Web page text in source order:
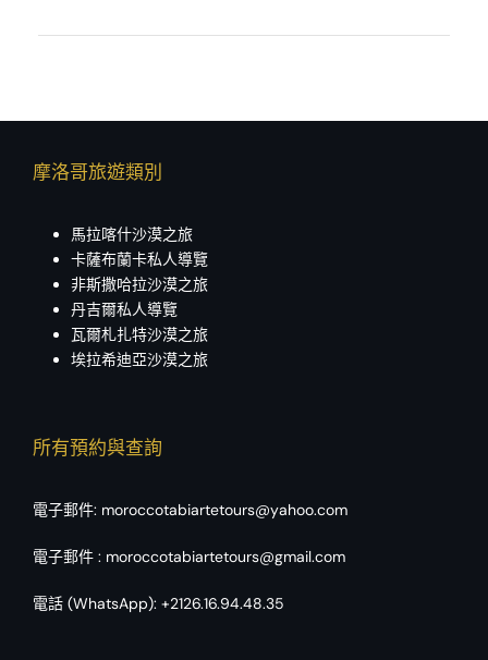
摩洛哥旅遊類別
馬拉喀什沙漠之旅
卡薩布蘭卡私人導覽
非斯撒哈拉沙漠之旅
丹吉爾私人導覽
瓦爾札扎特沙漠之旅
埃拉希迪亞沙漠之旅
所有預約與查詢
電子郵件: moroccotabiartetours@yahoo.com
電子郵件 : moroccotabiartetours@gmail.com
電話 (WhatsApp): +2126.16.94.48.35